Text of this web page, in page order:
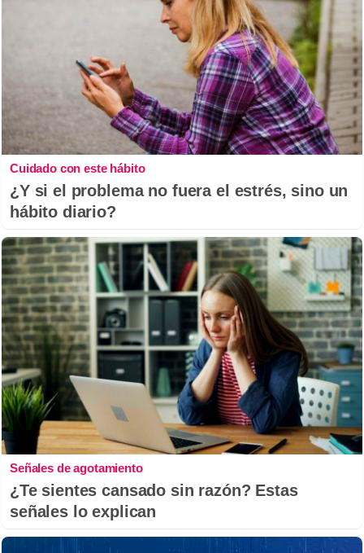
Cuidado con este hábito
¿Y si el problema no fuera el estrés, sino un
hábito diario?
Señales de agotamiento
¿Te sientes cansado sin razón? Estas
señales lo explican